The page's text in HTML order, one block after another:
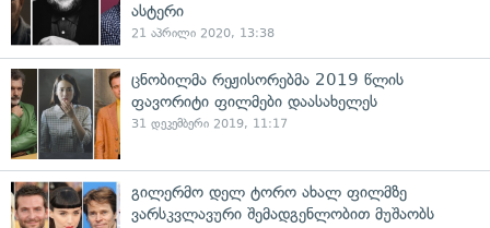
ასტერი
21 აპრილი 2020, 13:38
ცნობილმა რეჟისორებმა 2019 წლის
ფავორიტი ფილმები დაასახელეს
31 დეკემბერი 2019, 11:17
გილერმო დელ ტორო ახალ ფილმზე
ვარსკვლავური შემადგენლობით მუშაობს